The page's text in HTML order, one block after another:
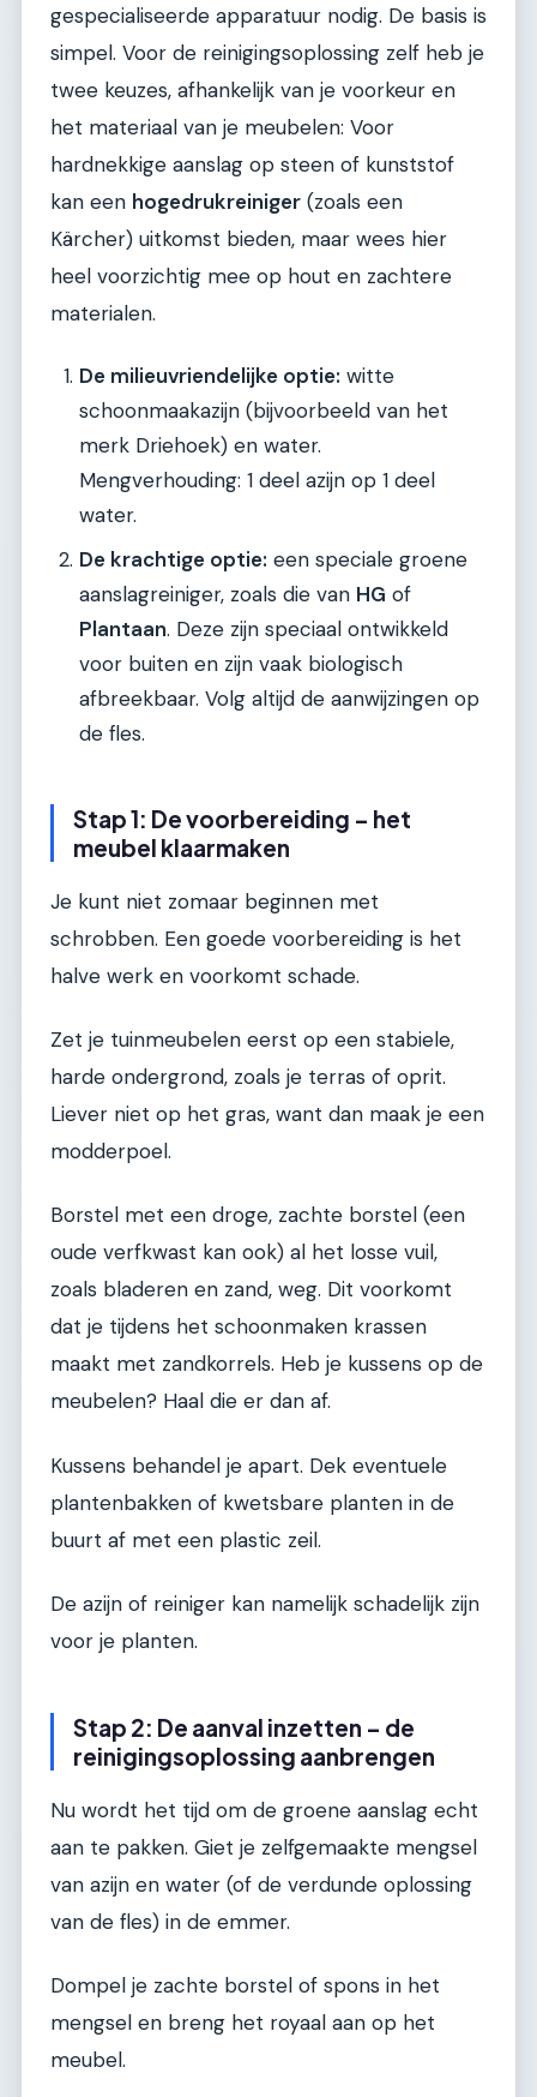
gespecialiseerde apparatuur nodig. De basis is
simpel. Voor de reinigingsoplossing zelf heb je
twee keuzes, afhankelijk van je voorkeur en
het materiaal van je meubelen: Voor
hardnekkige aanslag op steen of kunststof
kan een hogedrukreiniger (zoals een
Kärcher) uitkomst bieden, maar wees hier
heel voorzichtig mee op hout en zachtere
materialen.
De milieuvriendelijke optie: witte
schoonmaakazijn (bijvoorbeeld van het
merk Driehoek) en water.
Mengverhouding: 1 deel azijn op 1 deel
water.
De krachtige optie: een speciale groene
aanslagreiniger, zoals die van HG of
Plantaan. Deze zijn speciaal ontwikkeld
voor buiten en zijn vaak biologisch
afbreekbaar. Volg altijd de aanwijzingen op
de fles.
Stap 1: De voorbereiding – het
meubel klaarmaken
Je kunt niet zomaar beginnen met
schrobben. Een goede voorbereiding is het
halve werk en voorkomt schade.
Zet je tuinmeubelen eerst op een stabiele,
harde ondergrond, zoals je terras of oprit.
Liever niet op het gras, want dan maak je een
modderpoel.
Borstel met een droge, zachte borstel (een
oude verfkwast kan ook) al het losse vuil,
zoals bladeren en zand, weg. Dit voorkomt
dat je tijdens het schoonmaken krassen
maakt met zandkorrels. Heb je kussens op de
meubelen? Haal die er dan af.
Kussens behandel je apart. Dek eventuele
plantenbakken of kwetsbare planten in de
buurt af met een plastic zeil.
De azijn of reiniger kan namelijk schadelijk zijn
voor je planten.
Stap 2: De aanval inzetten – de
reinigingsoplossing aanbrengen
Nu wordt het tijd om de groene aanslag echt
aan te pakken. Giet je zelfgemaakte mengsel
van azijn en water (of de verdunde oplossing
van de fles) in de emmer.
Dompel je zachte borstel of spons in het
mengsel en breng het royaal aan op het
meubel.